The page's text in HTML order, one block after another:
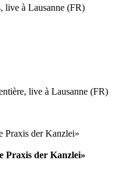
live à Lausanne (FR)
live à Lausanne (FR)
Praxis der Kanzlei»